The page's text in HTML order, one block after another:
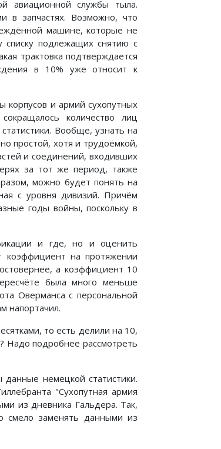
авиационной службы тыла.
в запчастях. Возможно, что
машине, которые не
списку подлежащих снятию с
трактовка подтверждается
в 10% уже относит к
и армий сухопутных
количество лиц
Вообще, узнать на
простой, хотя и трудоёмкой,
и соединений, входивших
за тот же период, также
можно будет понять на
с уровня дивизий. Причём
годы войны, поскольку в
и где, но и оценить
коэффициент на протяжении
а коэффициент 10
была много меньше
Оверманса с персональной
напортачил.
то есть делили на 10,
Надо подробнее рассмотреть
немецкой статистики.
"Сухопутная армия
из дневника Гальдера. Так,
заменять данными из